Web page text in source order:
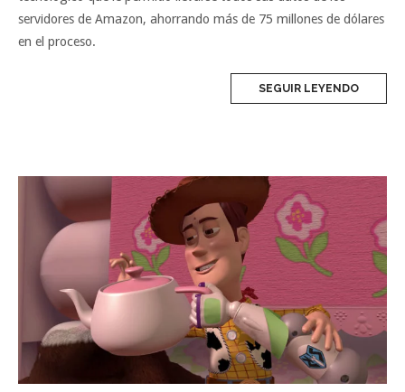
servidores de Amazon, ahorrando más de 75 millones de dólares
en el proceso.
SEGUIR LEYENDO